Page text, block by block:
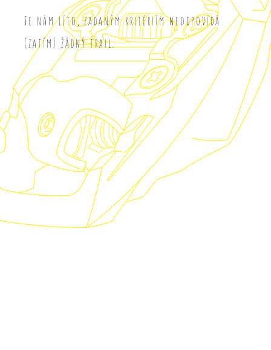
Je nám líto, zadaným kritériím neodpovídá
(zatím) žádný trail.